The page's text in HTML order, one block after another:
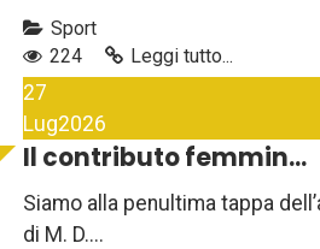
Sport
224
Leggi tutto...
27
Lug2026
Il contributo femmin...
Siamo alla penultima tappa
di M. D....